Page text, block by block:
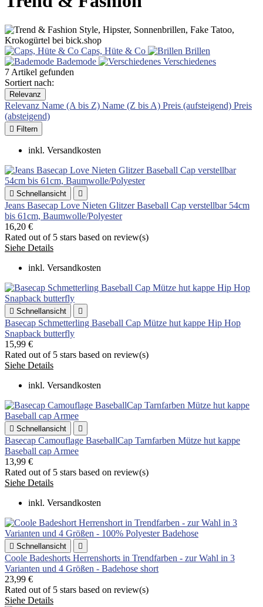
Caps, Hüte & Co
Brillen
Bademode
Verschiedenes
7 Artikel gefunden
Sortiert nach:
Relevanz
Relevanz Name (A bis Z) Name (Z bis A) Preis (aufsteigend) Preis
(absteigend)
 Filtern
inkl. Versandkosten
 Schnellansicht 
Jeans Basecap Love Nieten Glitzer Baseball Cap verstellbar 54cm
bis 61cm, Baumwolle/Polyester
16,20 €
Rated out of 5 stars based on review(s)
Siehe Details
inkl. Versandkosten
 Schnellansicht 
Basecap Schmetterling Baseball Cap Mütze hut kappe Hip Hop
Snapback butterfly
15,99 €
Rated out of 5 stars based on review(s)
Siehe Details
inkl. Versandkosten
 Schnellansicht 
Basecap Camouflage BaseballCap Tarnfarben Mütze hut kappe
Baseball cap Armee
13,99 €
Rated out of 5 stars based on review(s)
Siehe Details
inkl. Versandkosten
 Schnellansicht 
Coole Badeshorts Herrenshorts in Trendfarben - zur Wahl in 3
Varianten und 4 Größen - Badehose short
23,99 €
Rated out of 5 stars based on review(s)
Siehe Details